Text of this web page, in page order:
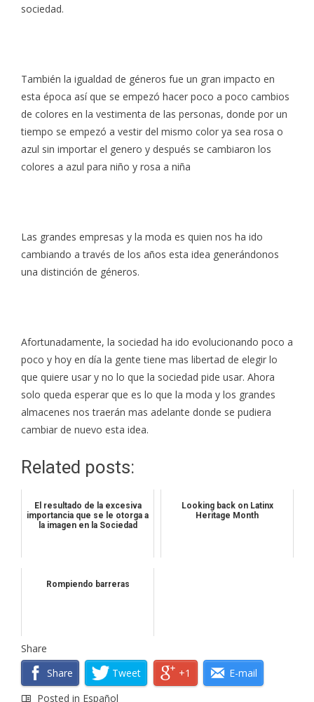
sociedad.
También la igualdad de géneros fue un gran impacto en
esta época así que se empezó hacer poco a poco cambios
de colores en la vestimenta de las personas, donde por un
tiempo se empezó a vestir del mismo color ya sea rosa o
azul sin importar el genero y después se cambiaron los
colores a azul para niño y rosa a niña
Las grandes empresas y la moda es quien nos ha ido
cambiando a través de los años esta idea generándonos
una distinción de géneros.
Afortunadamente, la sociedad ha ido evolucionando poco a
poco y hoy en día la gente tiene mas libertad de elegir lo
que quiere usar y no lo que la sociedad pide usar. Ahora
solo queda esperar que es lo que la moda y los grandes
almacenes nos traerán mas adelante donde se pudiera
cambiar de nuevo esta idea.
Related posts:
El resultado de la excesiva
importancia que se le otorga a
la imagen en la Sociedad
Looking back on Latinx
Heritage Month
Rompiendo barreras
Share
Share
Tweet +1
E-mail
Posted in Español